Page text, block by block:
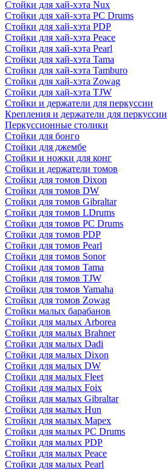
Стойки для хай-хэта Nux
Стойки для хай-хэта PC Drums
Стойки для хай-хэта PDP
Стойки для хай-хэта Peace
Стойки для хай-хэта Pearl
Стойки для хай-хэта Tama
Стойки для хай-хэта Tamburo
Стойки для хай-хэта Zowag
Стойки для хай-хэта TJW
Стойки и держатели для перкуссии
Крепления и держатели для перкуссии
Перкуссионные столики
Стойки для бонго
Стойки для джембе
Стойки и ножки для конг
Стойки и держатели томов
Стойки для томов Dixon
Стойки для томов DW
Стойки для томов Gibraltar
Стойки для томов LDrums
Стойки для томов PC Drums
Стойки для томов PDP
Стойки для томов Pearl
Стойки для томов Sonor
Стойки для томов Tama
Стойки для томов TJW
Стойки для томов Yamaha
Стойки для томов Zowag
Стойки малых барабанов
Стойки для малых Arborea
Стойки для малых Brahner
Стойки для малых Dadi
Стойки для малых Dixon
Стойки для малых DW
Стойки для малых Fleet
Стойки для малых Foix
Стойки для малых Gibraltar
Стойки для малых Hun
Стойки для малых Mapex
Стойки для малых PC Drums
Стойки для малых PDP
Стойки для малых Peace
Стойки для малых Pearl